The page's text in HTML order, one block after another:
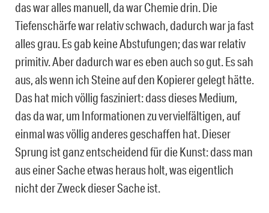
das war alles manuell, da war Chemie drin. Die
Tiefenschärfe war relativ schwach, dadurch war ja fast
alles grau. Es gab keine Abstufungen; das war relativ
primitiv. Aber dadurch war es eben auch so gut. Es sah
aus, als wenn ich Steine auf den Kopierer gelegt hätte.
Das hat mich völlig fasziniert: dass dieses Medium,
das da war, um Informationen zu vervielfältigen, auf
einmal was völlig anderes geschaffen hat. Dieser
Sprung ist ganz entscheidend für die Kunst: dass man
aus einer Sache etwas heraus holt, was eigentlich
nicht der Zweck dieser Sache ist.